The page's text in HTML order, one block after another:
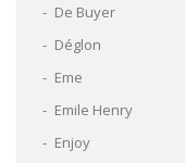
De Buyer
Déglon
Eme
Emile Henry
Enjoy